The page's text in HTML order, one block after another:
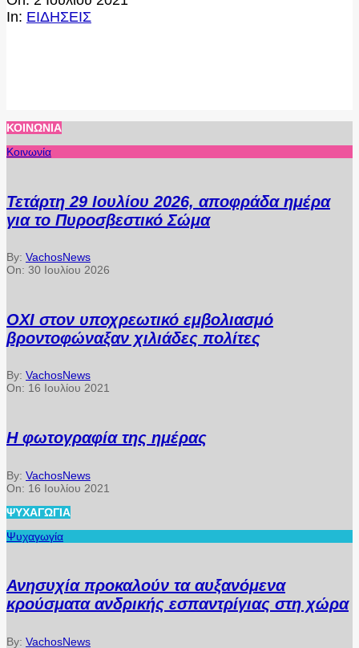
02
In: ΕΙΔΗΣΕΙΣ
ΚΟΙΝΩΝΊΑ
Κοινωνία
Τετάρτη 29 Ιουλίου 2026, αποφράδα ημέρα
για το Πυροσβεστικό Σώμα
By: VachosNews
On: 30 Ιουλίου 2026
ΟΧΙ στον υποχρεωτικό εμβολιασμό
βροντοφώναξαν χιλιάδες πολίτες
By: VachosNews
On: 16 Ιουλίου 2021
Η φωτογραφία της ημέρας
By: VachosNews
On: 16 Ιουλίου 2021
ΨΥΧΑΓΩΓΊΑ
Ψυχαγωγία
Ανησυχία προκαλούν τα αυξανόμενα
κρούσματα ανδρικής εσπαντρίγιας στη χώρα
By: VachosNews